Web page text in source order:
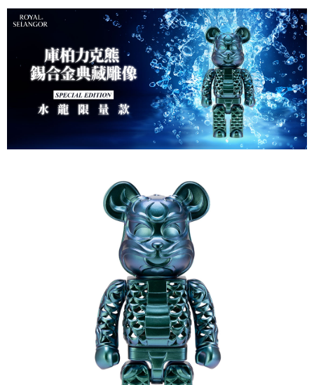
任。
４．使用「AFTEE先享後付」時，將依據個別帳號之用戶狀況，依本公司即
時審查核予不同之上限額度；若仍有額度不足之情形，本公司將視審查結果
５．嚴禁一人註冊多個帳號或使用他人資訊註冊。若發現惡意使用之情形，
恩沛科技股份有限公司將有權停止該用戶之使用額度並採取法律行動。